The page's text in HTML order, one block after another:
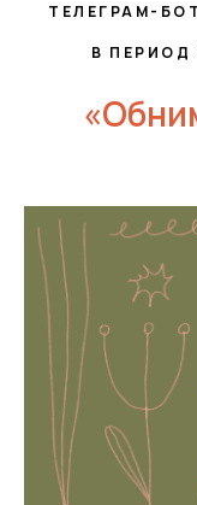
ТЕЛЕГРАМ-
В ПЕРИОД